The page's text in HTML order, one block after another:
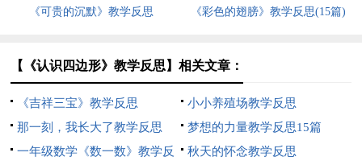
《可贵的沉默》教学反思 《彩色的翅膀》教学反思(15篇)
【《认识四边形》教学反思】相关文章：
《吉祥三宝》教学反思
小小养殖场教学反思
那一刻，我长大了教学反思
梦想的力量教学反思15篇
一年级数学《数一数》教学反
秋天的怀念教学反思